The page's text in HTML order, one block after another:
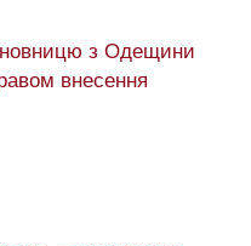
з Одещини
внесення